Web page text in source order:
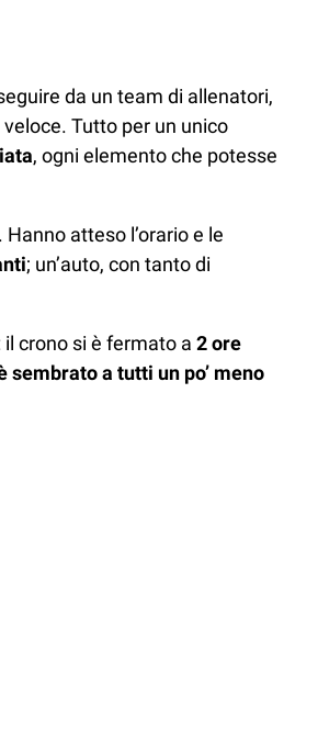
da un team di allenatori,
Tutto per un unico
, ogni elemento che potesse
atteso l’orario e le
; un’auto, con tanto di
crono si è fermato a 2 ore
a tutti un po’ meno